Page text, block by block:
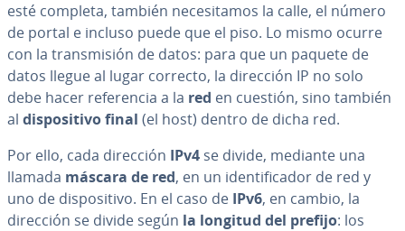
esté completa, también ne­ce­si­ta­mos la calle, el número
de portal e incluso puede que el piso. Lo mismo ocurre
con la tra­n­s­mi­sión de datos: para que un paquete de
datos llegue al lugar correcto, la dirección IP no solo
debe hacer re­fe­re­n­cia a la red en cuestión, sino también
al di­s­po­si­ti­vo final (el host) dentro de dicha red.
Por ello, cada dirección IPv4 se divide, mediante una
llamada máscara de red, en un ide­n­ti­fi­ca­dor de red y
uno de di­s­po­si­ti­vo. En el caso de IPv6, en cambio, la
dirección se divide según la longitud del prefijo: los